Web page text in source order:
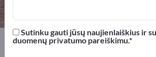
Exportpages Namai ir sodas
Sutinku gauti jūsų naujienlaiškius ir
duomenų privatumo pareiškimu.